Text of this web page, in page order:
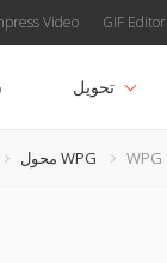
Video GIF Editor
تحويل
محول WPG